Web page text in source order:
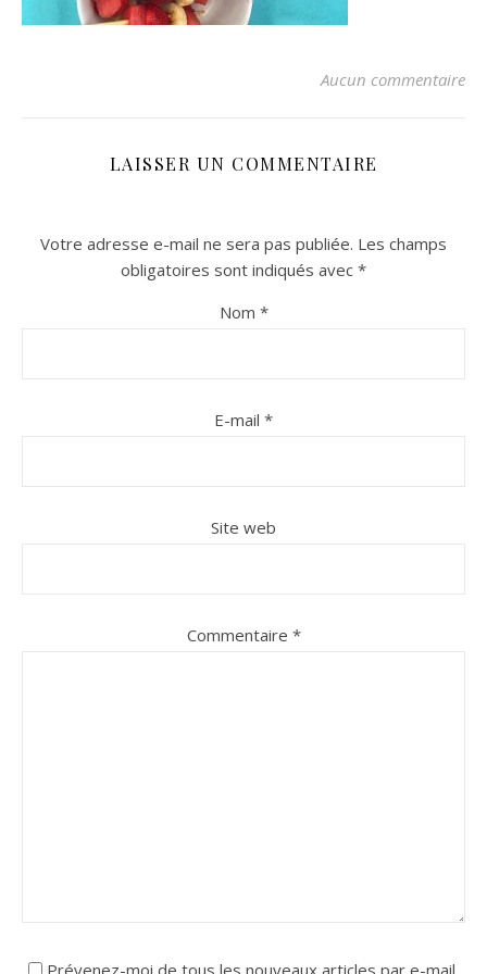
sur Instagram
sur Instagram
Aucun commentaire
LAISSER UN COMMENTAIRE
Votre adresse e-mail ne sera pas publiée. Les champs
obligatoires sont indiqués avec *
Nom *
E-mail *
Site web
Commentaire *
Prévenez-moi de tous les nouveaux articles par e-mail.